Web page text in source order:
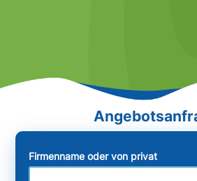
Firmenname oder von privat